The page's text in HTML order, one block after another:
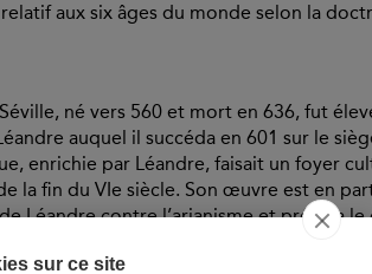
sur ce site
aux six âges du monde selon la
né vers 560 et mort en 636, fut
auquel il succéda en 601 sur le
enrichie par Léandre, faisait un foyer
de la fin du VIe siècle. Son œuvre est en
Léandre contre l’arianisme et présida
plus vaste est sa grande encyclopédie